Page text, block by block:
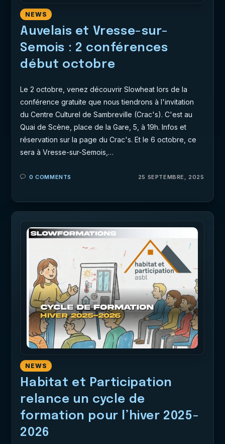
NEWS
Auvelais et Vresse-sur-
Semois : 2 conférences
début octobre
Le 2 octobre, venez découvrir Slowheat lors de la
conférence gratuite que nous tiendrons à l'invitation
du Centre Culturel de Sambreville (Crac's). C'est au
Quai de Scène, place de la Gare, 5, à 19h. Infos et
réservation sur la page du Crac's. Et le 6 octobre, ce
sera à Vresse-sur-Semois,…
0 COMMENTS 25 SEPTEMBRE, 2025
NEWS
Habitat et Participation
relance un cycle de
formation pour l’hiver 2025-
2026